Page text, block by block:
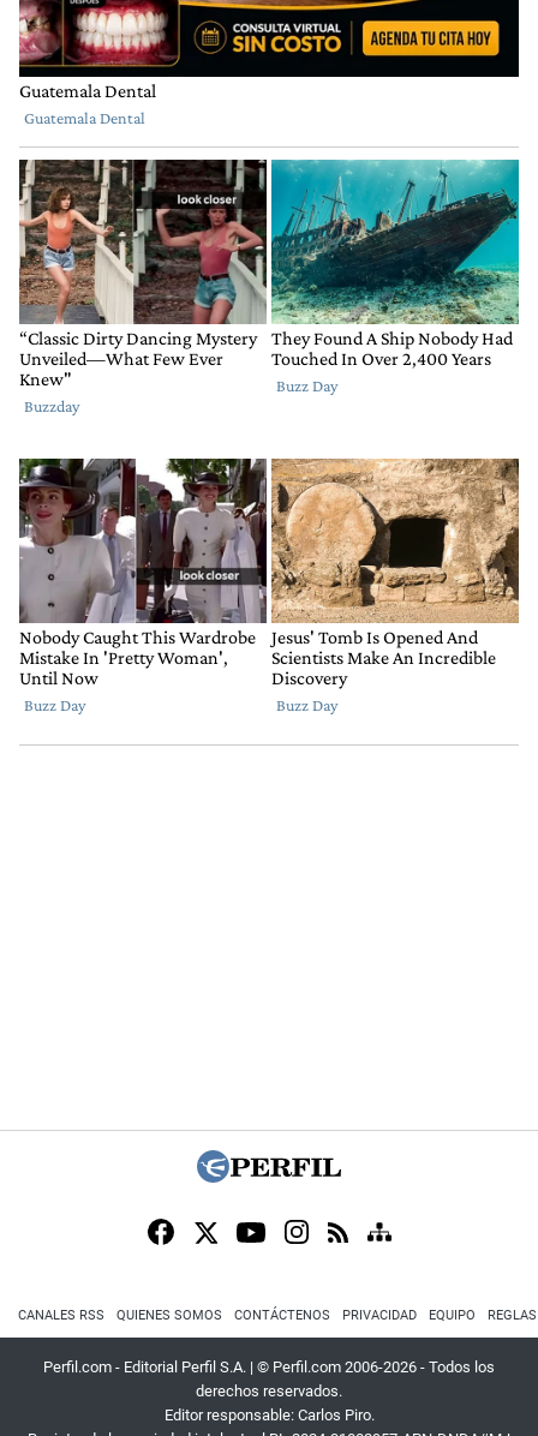
CANALES RSS QUIENES SOMOS CONTÁCTENOS PRIVACIDAD EQUIPO
Perfil.com - Editorial Perfil S.A. | © Perfil.com 2006-2026 - Todos los
derechos reservados.
Editor responsable: Carlos Piro.